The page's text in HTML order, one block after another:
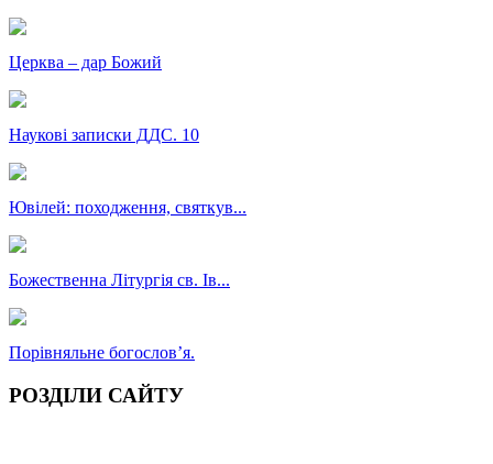
Церква – дар Божий
Наукові записки ДДС. 10
Ювілей: походження, святкув...
Божественна Літургія св. Ів...
Порівняльне богословʼя.
РОЗДІЛИ САЙТУ